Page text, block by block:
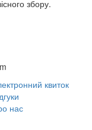
збору.
квиток
нас